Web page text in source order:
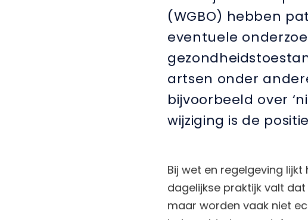
(WGBO) hebben
eventuele
artsen onder
bijvoorbeeld over
wijziging is de
Bij wet en regelgeving
dagelijkse praktijk valt
maar worden vaak niet